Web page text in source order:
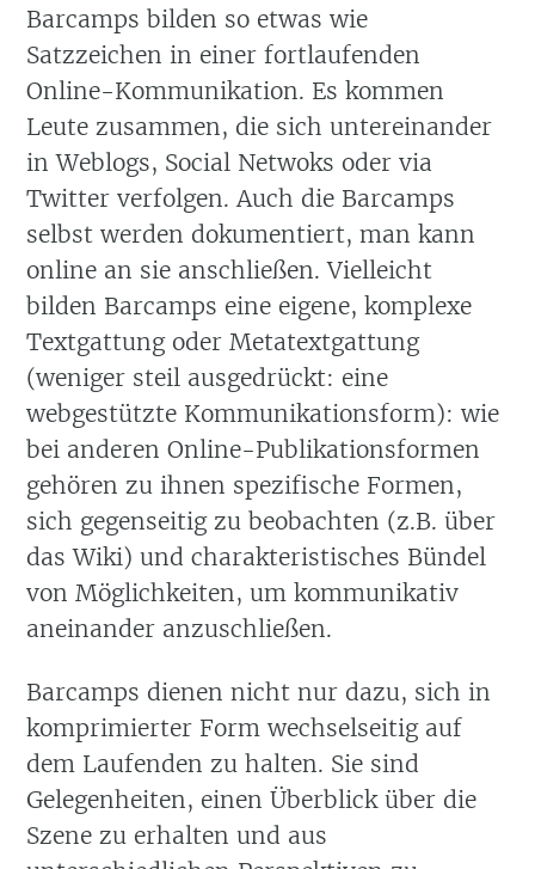
Barcamps bilden so etwas wie
Satzzeichen in einer fortlaufenden
Online-Kommunikation. Es kommen
Leute zusammen, die sich untereinander
in Weblogs, Social Netwoks oder via
Twitter verfolgen. Auch die Barcamps
selbst werden dokumentiert, man kann
online an sie anschließen. Vielleicht
bilden Barcamps eine eigene, komplexe
Textgattung oder Metatextgattung
(weniger steil ausgedrückt: eine
webgestützte Kommunikationsform): wie
bei anderen Online-Publikationsformen
gehören zu ihnen spezifische Formen,
sich gegenseitig zu beobachten (z.B. über
das Wiki) und charakteristisches Bündel
von Möglichkeiten, um kommunikativ
aneinander anzuschließen.
Barcamps dienen nicht nur dazu, sich in
komprimierter Form wechselseitig auf
dem Laufenden zu halten. Sie sind
Gelegenheiten, einen Überblick über die
Szene zu erhalten und aus